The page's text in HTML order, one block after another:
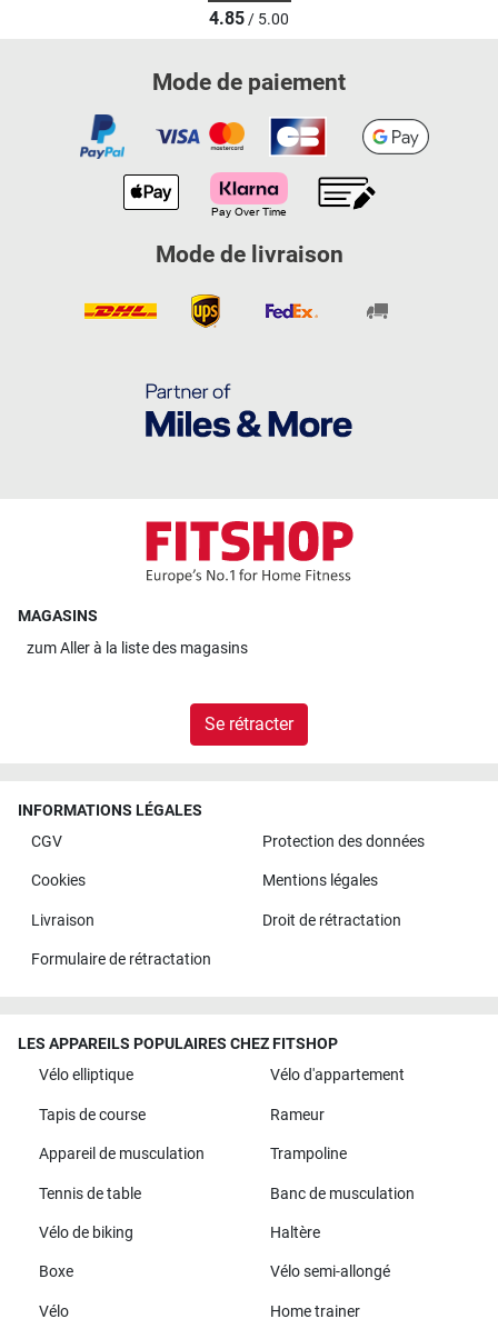
4.85/ 5.00
Mode de paiement
Mode de livraison
MAGASINS
zumAller à la liste des magasins
Se rétracter
INFORMATIONS LÉGALES
CGV
Protection des données
Cookies Mentions légales
Livraison Droit de rétractation
Formulaire de rétractation
LES APPAREILS POPULAIRES CHEZ FITSHOP
Vélo elliptique
Vélo d'appartement
Tapis de course Rameur
Appareil de musculation Trampoline
Tennis de table Banc de musculation
Vélo de biking Haltère
Boxe Vélo semi-allongé
Vélo Home trainer